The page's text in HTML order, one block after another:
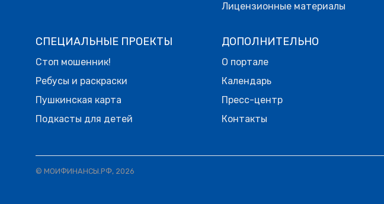
Лицензионные материалы
СПЕЦИАЛЬНЫЕ ПРОЕКТЫ
Стоп мошенник!
Ребусы и раскраски
Пушкинская карта
Подкасты для детей
ДОПОЛНИТЕЛЬНО
О портале
Календарь
Пресс-центр
Контакты
© МОИФИНАНСЫ.РФ, 2026